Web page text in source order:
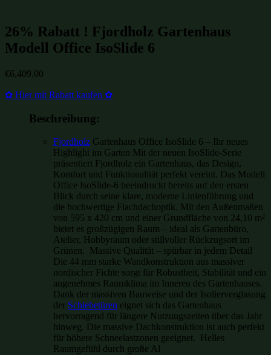
26% Rabatt ! Fjordholz Gartenhaus
Modell Office IsoSlide 6
€6,409.00
✿ Hier mit Rabatt kaufen ✿
Beschreibung:
Fjordholz Gartenhaus Office IsoSlide 6 – Ihr neues
Highlight im Garten Mit der neuen IsoSlide-Serie
präsentiert Fjordholz ein Gartenhaus, das Design,
Komfort und Funktionalität perfekt vereint. Das Modell
Office IsoSlide-6 beeindruckt bereits auf den ersten
Blick durch seine klare, moderne Linienführung und
die hochwertige Flachdachoptik. Mit den Außenmaßen
von 595 x 420 cm und einer Grundfläche von 24,10 m²
bietet es großzügigen Raum – ideal als Gartenbüro,
Atelier, Hobbyraum oder stillvoller Rückzugsort im
Grünen. Massive Qualität – spürbar in jedem Detail
Die 44 mm starke Wandkonstruktion aus massiver
nordischer Fichte sorgt für Robustheit, Stabilität und ein
angenehmes Raumklima im Inneren des Gartenhauses.
Dank der massiven Bauweise und der Isolierverglasung
der Schiebetüren eignet sich das Gartenhaus
hervorragend für längere Nutzungszeiten über das Jahr
hinweg. Die massive Dachkonstruktion ist auch perfekt
für höhere Schneelastzonen geeignet. Helles
Raumgefühl durch große Al